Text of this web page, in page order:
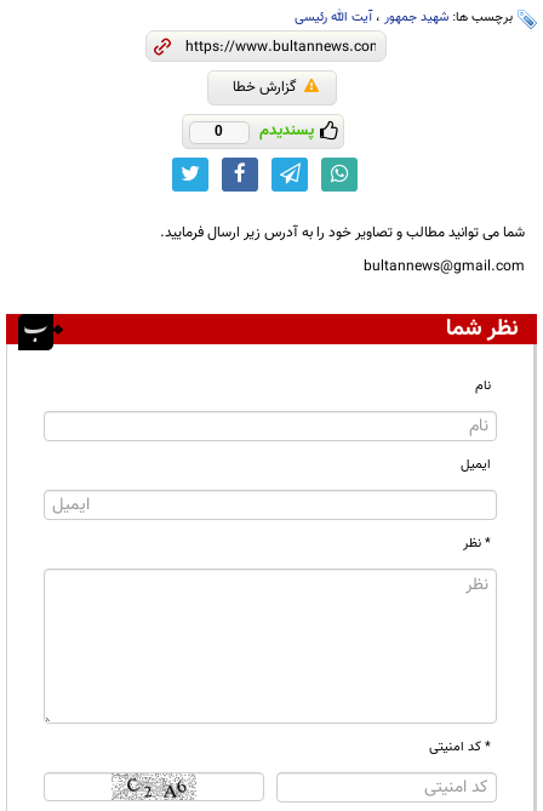
برچسب ها: شهید جمهور ،آیت الله رئیسی
گزارش خطا
پسندیدم 0
شما می توانید مطالب و تصاویر خود را به آدرس زیر ارسال فرمایید.
bultannews@gmail.com
نظر شما
نام
ایمیل
* نظر
* کد امنیتی